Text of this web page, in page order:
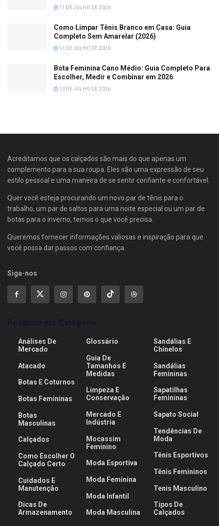
11 DE JULHO DE 2026
Como Limpar Tênis Branco em Casa: Guia
Completo Sem Amarelar (2026)
11 DE JULHO DE 2026
Bota Feminina Cano Médio: Guia Completo Para
Escolher, Medir e Combinar em 2026
10 DE JULHO DE 2026
Acreditamos que os calçados são mais do que apenas um
complemento para a sua roupa. Eles são uma expressão de seu
estilo pessoal e uma maneira de se sentir confiante e confortável.
Quer você esteja procurando um novo par de tênis para o
trabalho, um par de saltos para uma noite especial ou um par de
botas para o inverno, temos o que você precisa.
Queremos fornecer informações valiosas e inspiração para que
você possa dar passos com confiança.
Siga-nos
Análises De
Mercado
Atacado
Botas E Coturnos
Botas Femininas
Botas
Masculinas
Calçados
Como Escolher O
Calçado Certo
Cuidados E
Manutenção
Dicas De
Armazenamento
Glossário
Guia De
Tamanhos E
Medidas
Limpeza E
Conservação
Mercado E
Indústria
Mocassim
Feminino
Moda Esportiva
Moda Feminina
Moda Infantil
Moda Masculina
Sandálias E
Chinelos
Sandálias
Femininas
Sapatilhas
Femininas
Sapato Social
Tendências De
Moda
Tênis Esportivos
Tênis Femininos
Tenis Masculino
Tipos De
Calçados